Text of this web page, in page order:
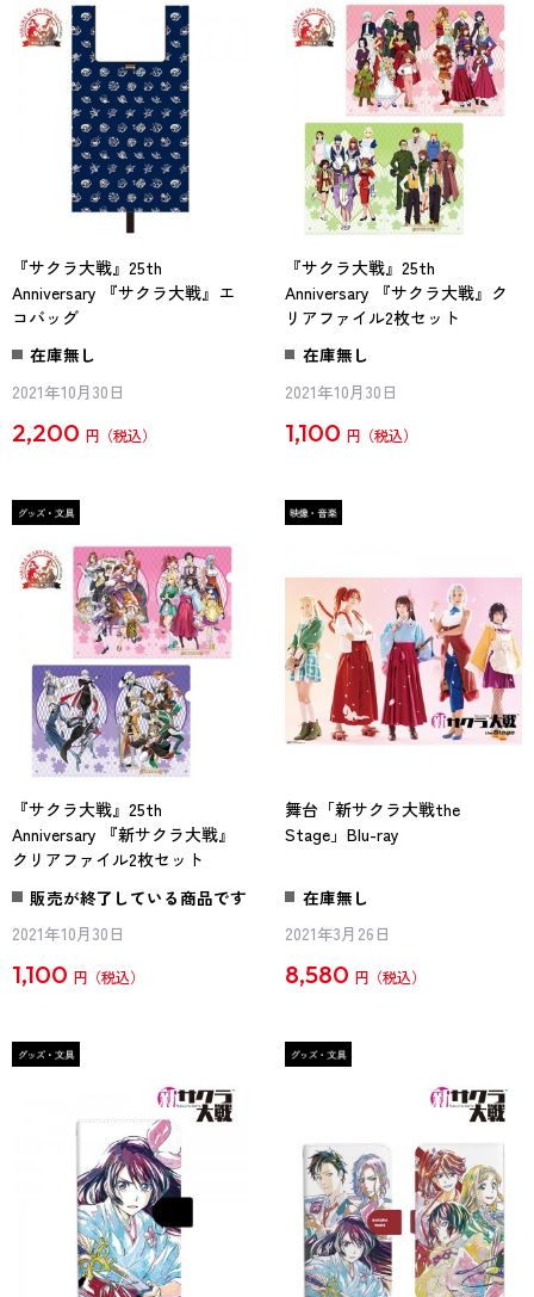
『サクラ大戦』25th
Anniversary 『サクラ大戦』エ
コバッグ
在庫無し
2021年10月30日
2,200 円
『サクラ大戦』25th
Anniversary 『サクラ大戦』ク
リアファイル2枚セット
在庫無し
2021年10月30日
1,100 円
『サクラ大戦』25th
Anniversary 『新サクラ大戦』
クリアファイル2枚セット
販売が終了している商品です
2021年10月30日
1,100 円
舞台「新サクラ大戦the
Stage」Blu-ray
在庫無し
2021年3月26日
8,580 円